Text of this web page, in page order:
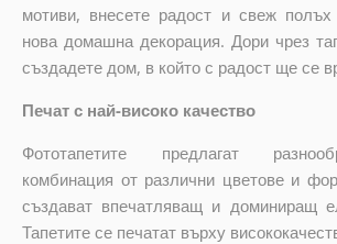
мотиви, внесете радост и свеж
нова домашна декорация. Дори чрез
създадете дом, в който с радост ще се
Печат с най-високо качество
Фототапетите предлагат
комбинация от различни цветове и
създават впечатляващ и доминиращ
Тапетите се печатат върху